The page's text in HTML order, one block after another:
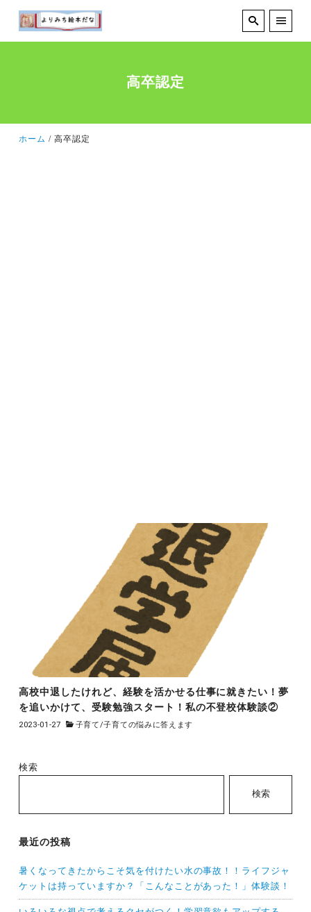
高卒認定
ホーム 高卒認定
高校中退したけれど、経験を活かせる仕事に就きたい！夢
を追いかけて、受験勉強スタート！私の不登校体験談②
2023-01-27 子育て/子育ての悩みに答えます
検索
検索
最近の投稿
暑くなってきたからこそ気を付けたい水の事故！！ライフジャ
ケットは持っていますか？「こんなことがあった！」体験談！